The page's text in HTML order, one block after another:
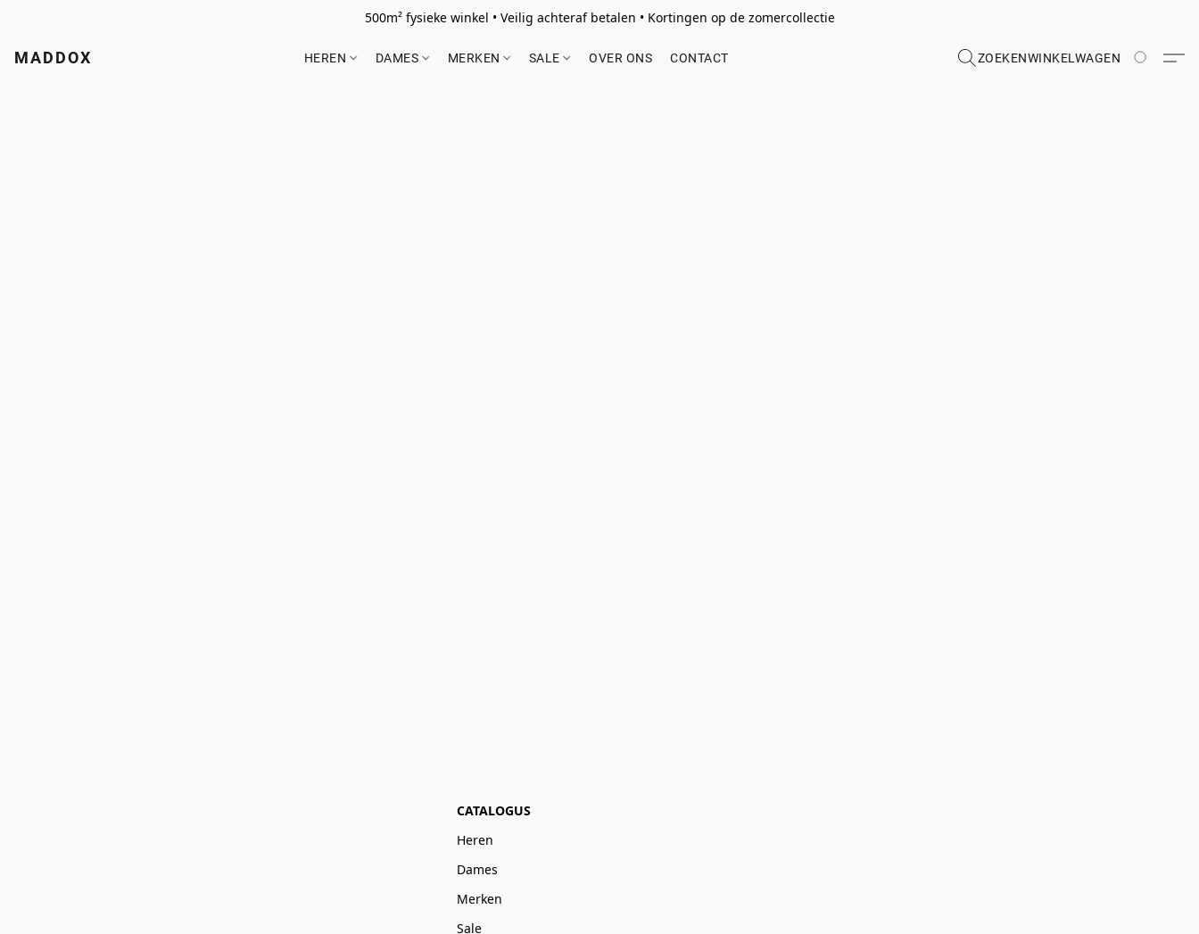
500m² fysieke winkel • Veilig achteraf betalen • Kortingen op de zomercollectie
MADDOX HEREN DAMES MERKEN SALE OVER ONS CONTACT ZOEKENWINKELWAGEN
CATALOGUS
Heren
Dames
Merken
Sale